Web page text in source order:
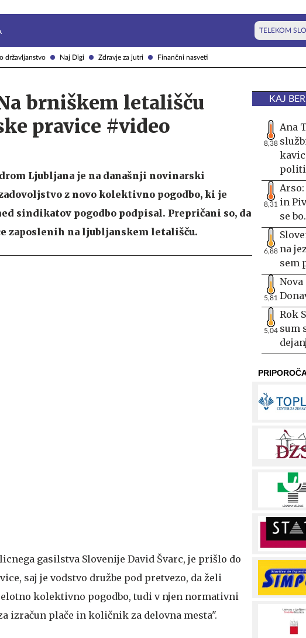
državljanstvo Naj Digi Zdravje za jutri Finančni nasveti
TELEKOM
brniškem letališču
pravice #video
Ljubljana je na današnji novinarski
z novo kolektivno pogodbo, ki je
sindikatov pogodbo podpisal. Prepričani so, da
zaposlenih na ljubljanskem letališču.
gasilstva Slovenije David Švarc, je prišlo do
saj je vodstvo družbe pod pretvezo, da želi
kolektivno pogodbo, tudi v njen normativni
izračun plače in količnik za delovna mesta".
KAJ
8,38
Ana
8,31 in
se
6,88 na
sem
5,81
5,04
Rok
sum